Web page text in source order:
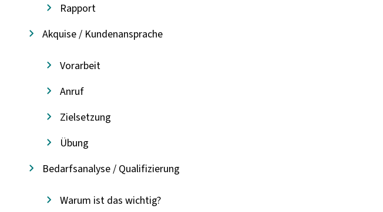
Rapport
Akquise / Kundenansprache
Vorarbeit
Anruf
Zielsetzung
Übung
Bedarfsanalyse / Qualifizierung
Warum ist das wichtig?